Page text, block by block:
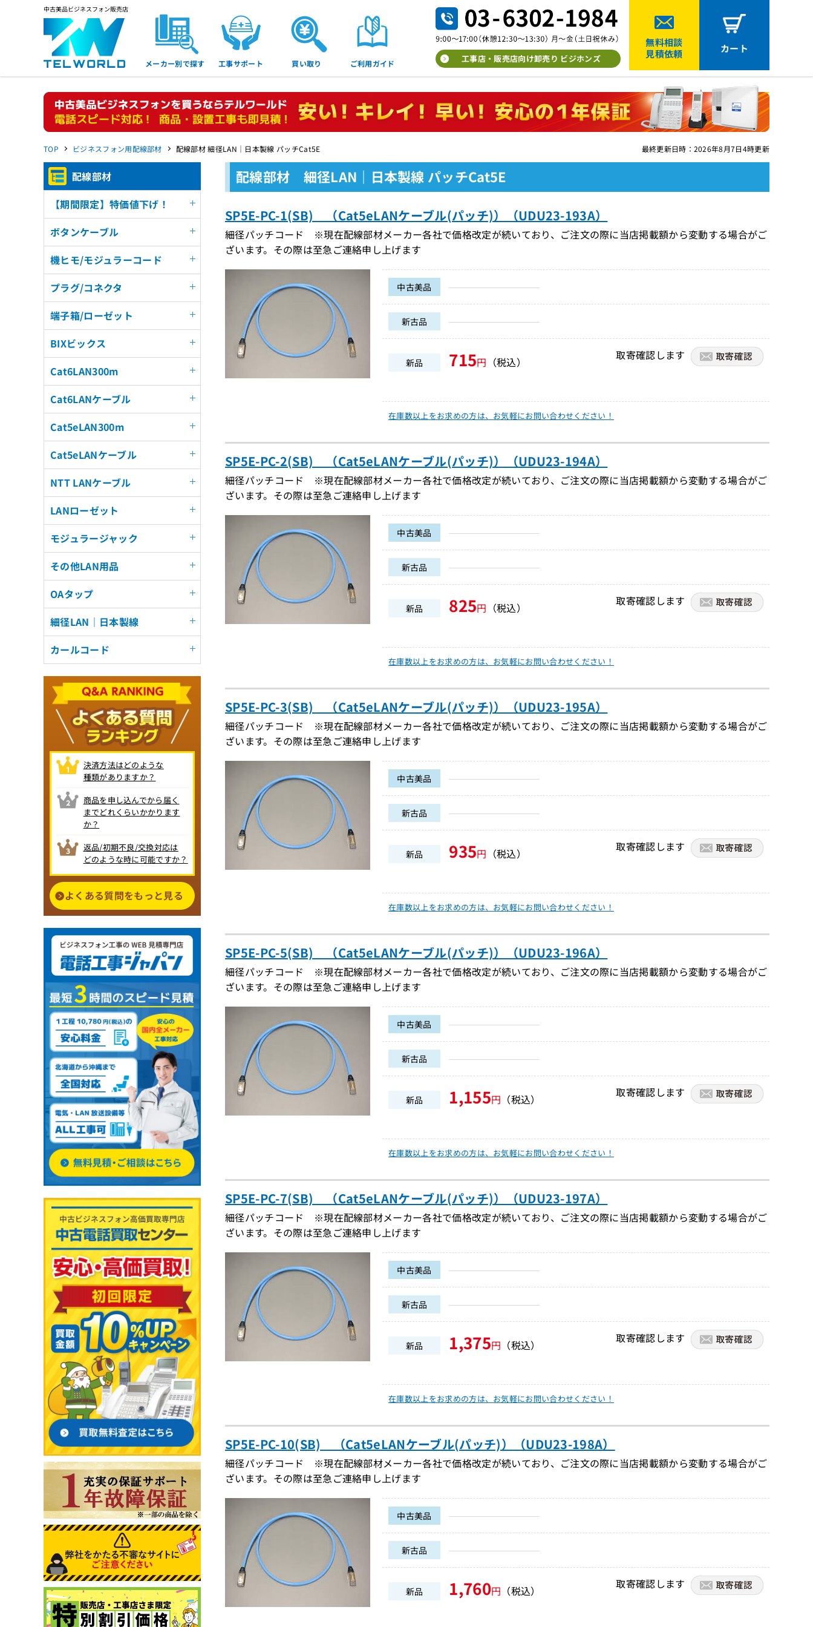
中古美品ビジネスフォン販売店
メーカー別で探す 工事サポート 買い取り ご利用ガイド 工事店・販売店向け卸売り ビジホンズ
無料相談
見積依頼
カート
最終更新日時：2026年8月7日4時更新
TOP ビジネスフォン用配線部材 配線部材 細径LAN｜日本製線 パッチCat5E
配線部材 細径LAN｜日本製線 パッチCat5E
SP5E-PC-1(SB) （Cat5eLANケーブル(パッチ)）（UDU23-193A）
細径パッチコード ※現在配線部材メーカー各社で価格改定が続いており、ご注文の際に当店掲載額から変動する場合がご
ざいます。その際は至急ご連絡申し上げます
中古美品
新古品
新品 715円 （税込） 取寄確認します
在庫数以上をお求めの方は、 お気軽にお問い合わせください！
SP5E-PC-2(SB) （Cat5eLANケーブル(パッチ)）（UDU23-194A）
細径パッチコード ※現在配線部材メーカー各社で価格改定が続いており、ご注文の際に当店掲載額から変動する場合がご
ざいます。その際は至急ご連絡申し上げます
中古美品
新古品
新品 825円 （税込） 取寄確認します
在庫数以上をお求めの方は、 お気軽にお問い合わせください！
SP5E-PC-3(SB) （Cat5eLANケーブル(パッチ)）（UDU23-195A）
細径パッチコード ※現在配線部材メーカー各社で価格改定が続いており、ご注文の際に当店掲載額から変動する場合がご
ざいます。その際は至急ご連絡申し上げます
中古美品
新古品
新品 935円 （税込） 取寄確認します
在庫数以上をお求めの方は、 お気軽にお問い合わせください！
SP5E-PC-5(SB) （Cat5eLANケーブル(パッチ)）（UDU23-196A）
細径パッチコード ※現在配線部材メーカー各社で価格改定が続いており、ご注文の際に当店掲載額から変動する場合がご
ざいます。その際は至急ご連絡申し上げます
中古美品
新古品
新品 1,155円 （税込） 取寄確認します
在庫数以上をお求めの方は、 お気軽にお問い合わせください！
SP5E-PC-7(SB) （Cat5eLANケーブル(パッチ)）（UDU23-197A）
細径パッチコード ※現在配線部材メーカー各社で価格改定が続いており、ご注文の際に当店掲載額から変動する場合がご
ざいます。その際は至急ご連絡申し上げます
中古美品
新古品
新品 1,375円 （税込） 取寄確認します
在庫数以上をお求めの方は、 お気軽にお問い合わせください！
SP5E-PC-10(SB) （Cat5eLANケーブル(パッチ)）（UDU23-198A）
細径パッチコード ※現在配線部材メーカー各社で価格改定が続いており、ご注文の際に当店掲載額から変動する場合がご
ざいます。その際は至急ご連絡申し上げます
中古美品
新古品
新品 1,760円 （税込） 取寄確認します
配線部材
【期間限定】特価値下げ！
ボタンケーブル
機ヒモ/モジュラーコード
プラグ/コネクタ
端子箱/ローゼット
BIXビックス
Cat6LAN300m
Cat6LANケーブル
Cat5eLAN300m
Cat5eLANケーブル
NTT LANケーブル
LANローゼット
モジュラージャック
その他LAN用品
OAタップ
細径LAN｜日本製線
カールコード
決済方法はどのような
種類がありますか？
商品を申し込んでから届く
までどれくらいかかります
か？
返品/初期不良/交換対応は
どのような時に可能ですか？
よくある質問をもっと見る